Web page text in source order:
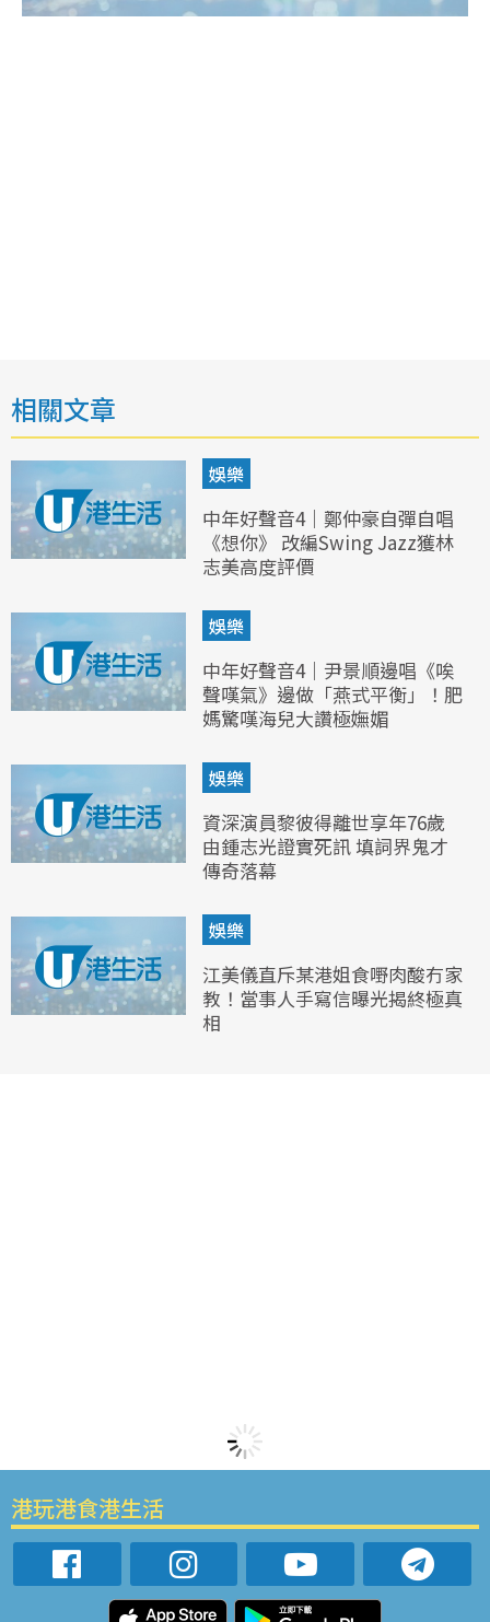
相關文章
娛樂
中年好聲音4｜鄭仲豪自彈自唱
《想你》 改編Swing Jazz獲林
志美高度評價
娛樂
中年好聲音4｜尹景順邊唱《唉
聲嘆氣》邊做「燕式平衡」！肥
媽驚嘆海兒大讚極嫵媚
娛樂
資深演員黎彼得離世享年76歲
由鍾志光證實死訊 填詞界鬼才
傳奇落幕
娛樂
江美儀直斥某港姐食嘢肉酸冇家
教！當事人手寫信曝光揭終極真
相
港玩港食港生活